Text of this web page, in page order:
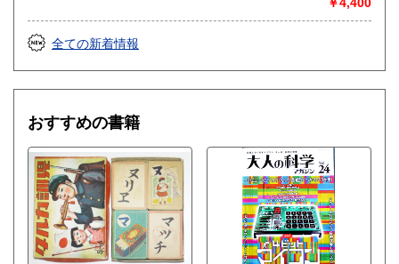
全ての新着情報
おすすめの書籍